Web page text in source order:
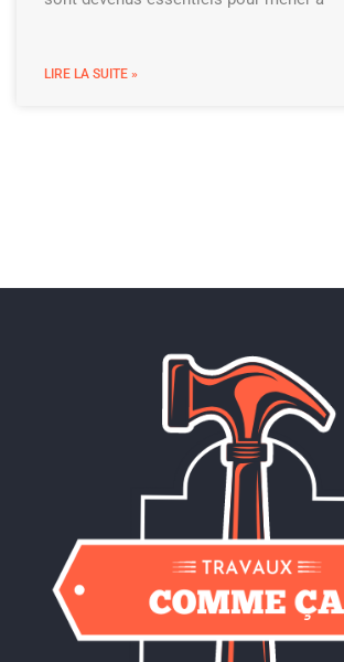
LIRE LA SUITE »